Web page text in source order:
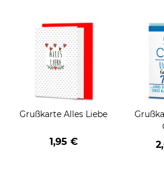
Grußkarte Alles Liebe
1,95 €